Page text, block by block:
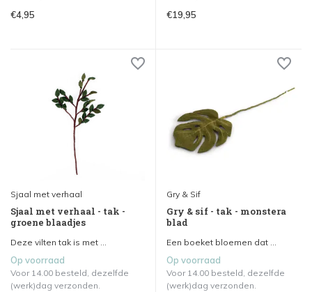
€4,95 €19,95
Sjaal met verhaal
Sjaal met verhaal - tak -
groene blaadjes
Deze vilten tak is met ...
Op voorraad
Voor 14.00 besteld, dezelfde
(werk)dag verzonden.
Gry & Sif
Gry & sif - tak - monstera
blad
Een boeket bloemen dat ...
Op voorraad
Voor 14.00 besteld, dezelfde
(werk)dag verzonden.